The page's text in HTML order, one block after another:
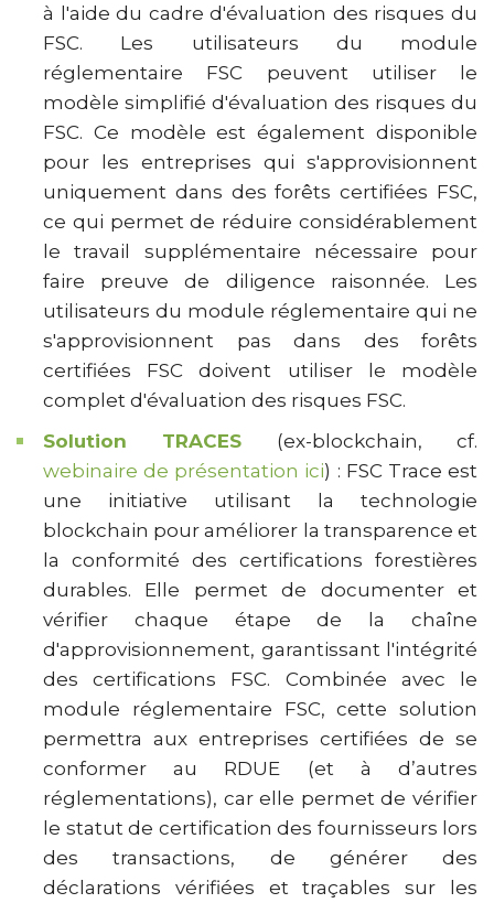
à l'aide du cadre d'évaluation des risques du
FSC. Les utilisateurs du module
réglementaire FSC peuvent utiliser le
modèle simplifié d'évaluation des risques du
FSC. Ce modèle est également disponible
pour les entreprises qui s'approvisionnent
uniquement dans des forêts certifiées FSC,
ce qui permet de réduire considérablement
le travail supplémentaire nécessaire pour
faire preuve de diligence raisonnée. Les
utilisateurs du module réglementaire qui ne
s'approvisionnent pas dans des forêts
certifiées FSC doivent utiliser le modèle
complet d'évaluation des risques FSC.
Solution TRACES (ex-blockchain, cf.
webinaire de présentation ici) : FSC Trace est
une initiative utilisant la technologie
blockchain pour améliorer la transparence et
la conformité des certifications forestières
durables. Elle permet de documenter et
vérifier chaque étape de la chaîne
d'approvisionnement, garantissant l'intégrité
des certifications FSC. Combinée avec le
module réglementaire FSC, cette solution
permettra aux entreprises certifiées de se
conformer au RDUE (et à d’autres
réglementations), car elle permet de vérifier
le statut de certification des fournisseurs lors
des transactions, de générer des
déclarations vérifiées et traçables sur les